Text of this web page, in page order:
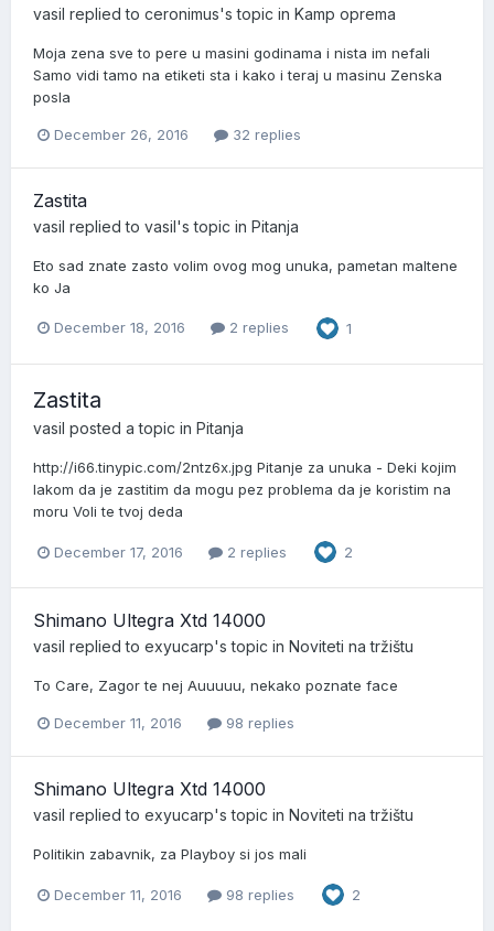
vasil replied to ceronimus's topic in Kamp oprema
Moja zena sve to pere u masini godinama i nista im nefali
Samo vidi tamo na etiketi sta i kako i teraj u masinu Zenska
posla
December 26, 2016 32 replies
Zastita
vasil replied to vasil's topic in Pitanja
Eto sad znate zasto volim ovog mog unuka, pametan maltene
ko Ja
December 18, 2016 2 replies 1
Zastita
vasil posted a topic in Pitanja
http://i66.tinypic.com/2ntz6x.jpg Pitanje za unuka - Deki kojim
lakom da je zastitim da mogu pez problema da je koristim na
moru Voli te tvoj deda
December 17, 2016 2 replies 2
Shimano Ultegra Xtd 14000
vasil replied to exyucarp's topic in Noviteti na tržištu
To Care, Zagor te nej Auuuuu, nekako poznate face
December 11, 2016 98 replies
Shimano Ultegra Xtd 14000
vasil replied to exyucarp's topic in Noviteti na tržištu
Politikin zabavnik, za Playboy si jos mali
December 11, 2016 98 replies 2